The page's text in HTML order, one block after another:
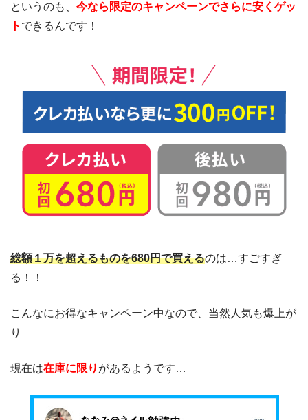
というのも、 今なら限定のキャンペーンでさらに安くゲッ
ト できるんです！
総額１万を超えるものを680円で買えるのは…すごすぎ
る！！
こんなにお得なキャンペーン中なので、当然人気も爆上が
り
現在は在庫に限り があるようです…